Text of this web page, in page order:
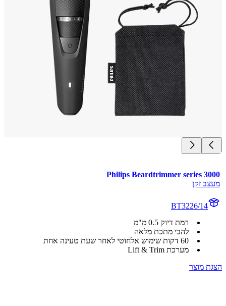
Philips Beardtrimmer series
זקן
BT3226/14
רמת דיוק 0.5 מ"מ
להבי מתכת מלאה
60 דקות שימוש אלחוטי לאחר שעת טעינה אחת
מערכת Lift & Trim
מוצר